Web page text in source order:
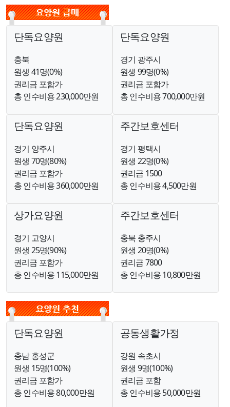
단독요양원
충북
원생 41명(0%)
권리금 포함가
총 인수비용 230,000만원
단독요양원
경기 광주시
원생 99명(0%)
권리금 포함가
총 인수비용 700,000만원
단독요양원
경기 양주시
원생 70명(80%)
권리금 포함가
총 인수비용 360,000만원
주간보호센터
경기 평택시
원생 22명(0%)
권리금 1500
총 인수비용 4,500만원
상가요양원
경기 고양시
원생 25명(90%)
권리금 포함가
총 인수비용 115,000만원
주간보호센터
충북 충주시
원생 20명(0%)
권리금 7800
총 인수비용 10,800만원
단독요양원
충남 홍성군
원생 15명(100%)
권리금 포함가
총 인수비용 80,000만원
공동생활가정
강원 속초시
원생 9명(100%)
권리금 포함
총 인수비용 50,000만원